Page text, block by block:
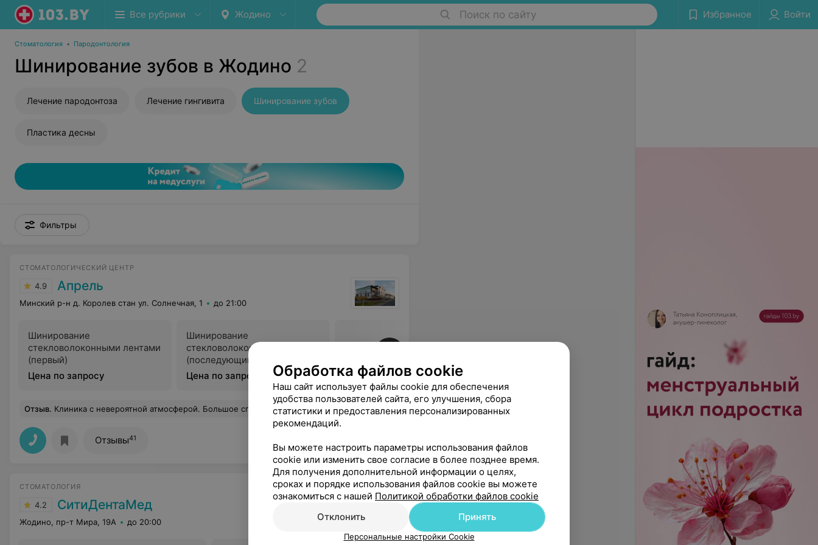
Все рубрики Жодино Поиск по сайту Избранное Войти
Стоматология • Пародонтология
Шинирование зубов в Жодино 2
Лечение пародонтоза Лечение гингивита Шинирование зубов
Пластика десны
Фильтры
СТОМАТОЛОГИЧЕСКИЙ ЦЕНТР
4.9 Апрель
Минский р-н д. Королев стан ул. Солнечная, 1 до 21:00
Шинирование
стекловолоконными лентами
(первый)
Цена по запросу
Шинирование
стекловолоконными лентами
(последующий)
Цена по запросу
Отзыв. Клиника с невероятной атмосферой. Большое спасибо девочкам администраторам Ольге и Александре. Обратились без записи с сильнейшей болью в зубе. Не смотря на то, что весь прием был расписан, смогли войти в мое безнадеждное положение и организовать осмотр врача и срочное удаление! Хирург Георгий Геннадьевич все сделал супер-профессионально! Огромное всем вам спасибо! Теперь с зубами только в Апрель! Еще
Отзывы41
СТОМАТОЛОГИЯ
4.2 СитиДентаМед
Жодино, пр-т Мира, 19А до 20:00
Обработка файлов cookie
Наш сайт использует файлы cookie для обеспечения
удобства пользователей сайта, его улучшения, сбора
статистики и предоставления персонализированных
рекомендаций.
Вы можете настроить параметры использования файлов
cookie или изменить свое согласие в более позднее время.
Для получения дополнительной информации о целях,
сроках и порядке использования файлов cookie вы можете
ознакомиться с нашей Политикой обработки файлов cookie
Отклонить
Принять
Персональные настройки Cookie